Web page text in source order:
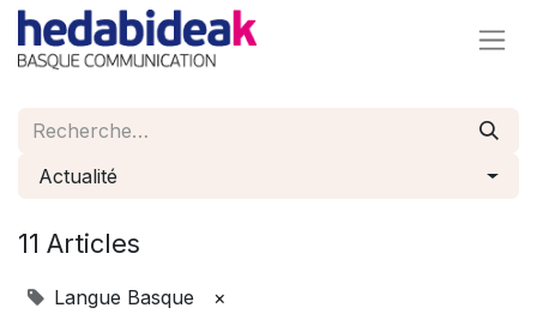
Actualité
11 Articles
Langue Basque ×